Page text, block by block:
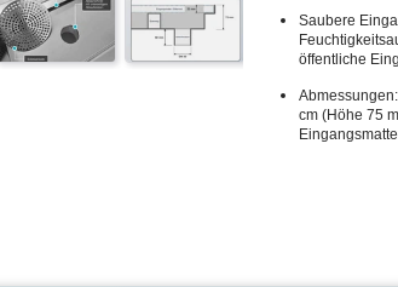
Saubere
öffentliche
cm (Höhe 75